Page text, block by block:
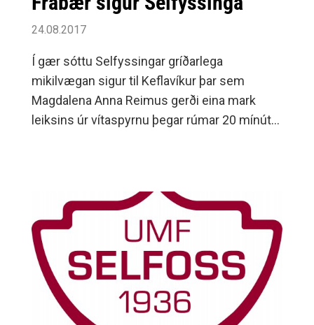
24.08.2017
Í gær sóttu Selfyssingar gríðarlega
mikilvægan sigur til Keflavíkur þar sem
Magdalena Anna Reimus gerði eina mark
leiksins úr vítaspyrnu þegar rúmar 20 mínútur